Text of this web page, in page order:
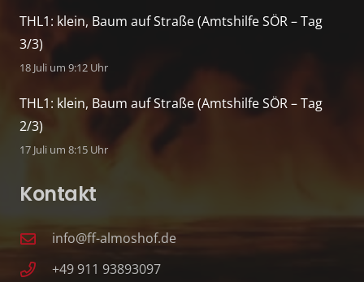
THL1: klein, Baum auf Straße (Amtshilfe SÖR – Tag
3/3)
18 Juli um 9:12 Uhr
THL1: klein, Baum auf Straße (Amtshilfe SÖR – Tag
2/3)
17 Juli um 8:15 Uhr
Kontakt
info@ff-almoshof.de
+49 911 93893097